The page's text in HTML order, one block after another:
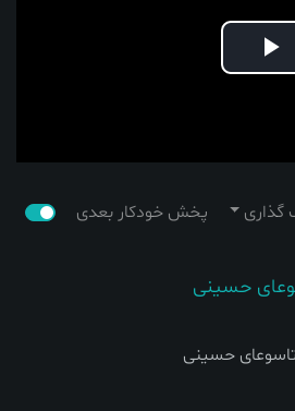
Play
گذاری پخش خودکار بعدی
حسینی
تاسوعای حسینی